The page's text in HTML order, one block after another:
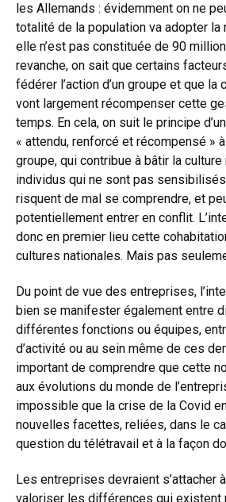
les Allemands : évidemment on ne
totalité de la population va adopter la
elle n’est pas constituée de 90
revanche, on sait que certains
fédérer l’action d’un groupe et que la
vont largement récompenser cette
temps. En cela, on suit le principe
« attendu, renforcé et récompensé »
groupe, qui contribue à bâtir la
individus qui ne sont pas
risquent de mal se comprendre, et
potentiellement entrer en conflit.
donc en premier lieu cette
cultures nationales. Mais pas
Du point de vue des entreprises,
bien se manifester également entre
différentes fonctions ou équipes,
d’activité ou au sein même de ces
important de comprendre que cette
aux évolutions du monde de
impossible que la crise de la Covid
nouvelles facettes, reliées, dans le
question du télétravail et à la façon
Les entreprises devraient s’attacher
valoriser les différences qui existent